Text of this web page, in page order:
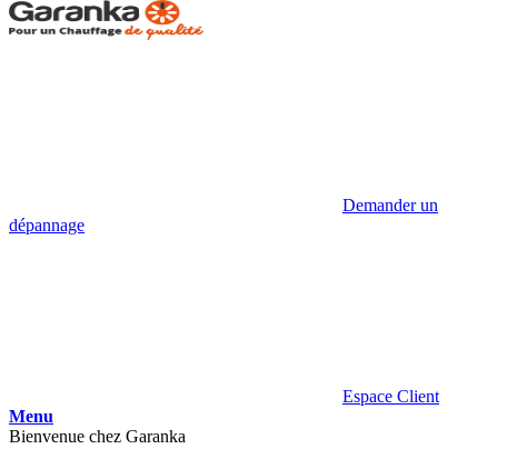
Demander un
dépannage
Espace Client
Menu
Bienvenue chez Garanka